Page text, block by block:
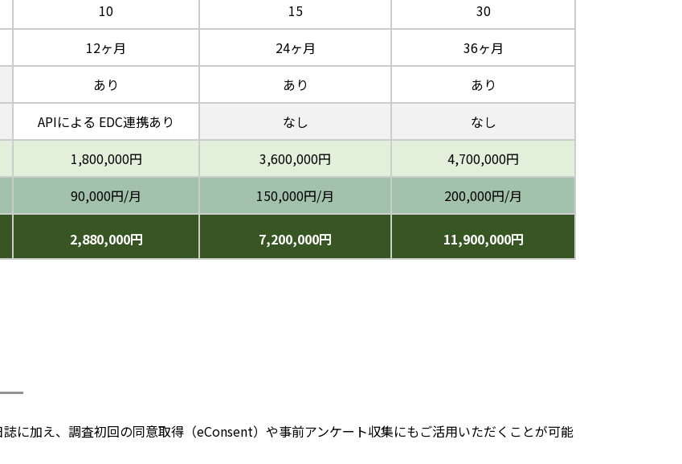
10 15
30
12ヶ月 24ヶ月
36ヶ月
あり あり
あり
APIによる EDC連携あり なし
なし
1,800,000円 3,600,000円
4,700,000円
90,000円/月 150,000円/月 200,000円/月
2,880,000円 7,200,000円 11,900,000円
に加え、調査初回の同意取得（eConsent）や事前アンケート収集にもご活用いただくことが可能